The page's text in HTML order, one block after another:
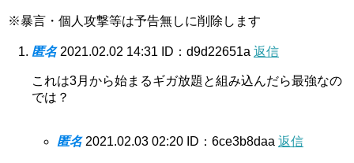
※暴言・個人攻撃等は予告無しに削除します
匿名 2021.02.02 14:31 ID：d9d22651a 返信
これは3月から始まるギガ放題と組み込んだら最強なの
では？
匿名 2021.02.03 02:20 ID：6ce3b8daa 返信